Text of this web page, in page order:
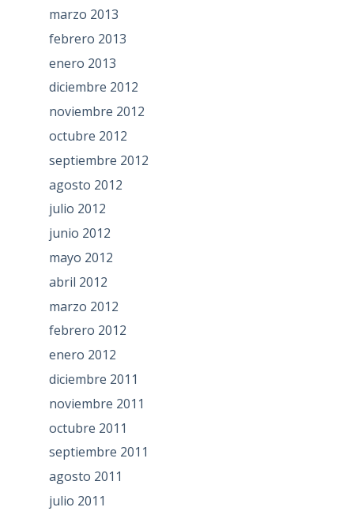
marzo 2013
febrero 2013
enero 2013
diciembre 2012
noviembre 2012
octubre 2012
septiembre 2012
agosto 2012
julio 2012
junio 2012
mayo 2012
abril 2012
marzo 2012
febrero 2012
enero 2012
diciembre 2011
noviembre 2011
octubre 2011
septiembre 2011
agosto 2011
julio 2011